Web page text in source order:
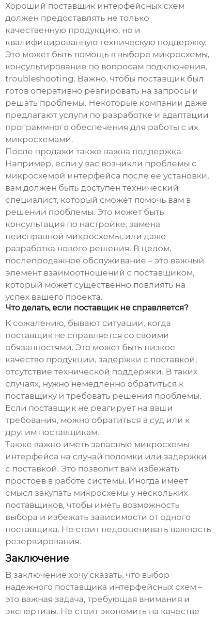
Хороший поставщик интерфейсных схем
должен предоставлять не только
качественную продукцию, но и
квалифицированную техническую поддержку.
Это может быть помощь в выборе микросхемы,
консультирование по вопросам подключения,
troubleshooting. Важно, чтобы поставщик был
готов оперативно реагировать на запросы и
решать проблемы. Некоторые компании даже
предлагают услуги по разработке и адаптации
программного обеспечения для работы с их
микросхемами.
После продажи также важна поддержка.
Например, если у вас возникли проблемы с
микросхемой интерфейса после ее установки,
вам должен быть доступен технический
специалист, который сможет помочь вам в
решении проблемы. Это может быть
консультация по настройке, замена
неисправной микросхемы, или даже
разработка нового решения. В целом,
послепродажное обслуживание – это важный
элемент взаимоотношений с поставщиком,
который может существенно повлиять на
успех вашего проекта.
Что делать, если поставщик не справляется?
К сожалению, бывают ситуации, когда
поставщик не справляется со своими
обязанностями. Это может быть низкое
качество продукции, задержки с поставкой,
отсутствие технической поддержки. В таких
случаях, нужно немедленно обратиться к
поставщику и требовать решения проблемы.
Если поставщик не реагирует на ваши
требования, можно обратиться в суд или к
другим поставщикам.
Также важно иметь запасные микросхемы
интерфейса на случай поломки или задержки
с поставкой. Это позволит вам избежать
простоев в работе системы. Иногда имеет
смысл закупать микросхемы у нескольких
поставщиков, чтобы иметь возможность
выбора и избежать зависимости от одного
поставщика. Не стоит недооценивать важность
резервирования.
Заключение
В заключение хочу сказать, что выбор
надежного поставщика интерфейсных схем –
это важная задача, требующая внимания и
экспертизы. Не стоит экономить на качестве